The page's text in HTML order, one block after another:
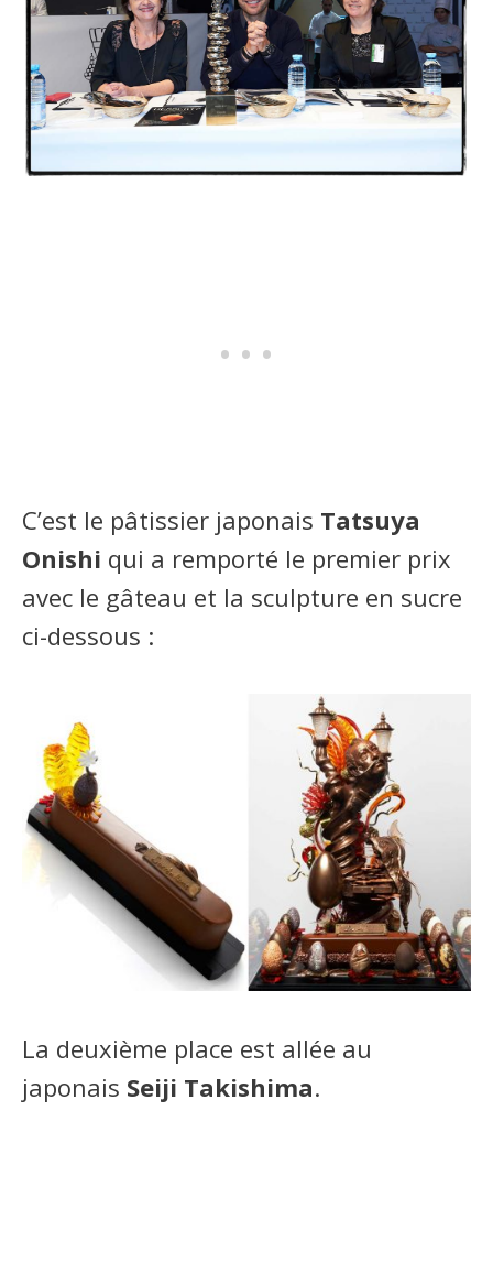
C’est le pâtissier japonais Tatsuya
Onishi qui a remporté le premier prix
avec le gâteau et la sculpture en sucre
ci-dessous :
La deuxième place est allée au
japonais Seiji Takishima.